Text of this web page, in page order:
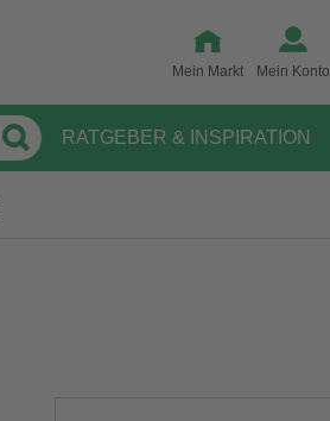
Mein Markt Mein Konto
RATGEBER & INSPIRATION